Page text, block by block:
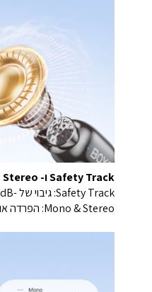
Safety Track ו- Mono Stereo
Safety Track: גיבוי של -6dB מונע עיוותים.
Mono & Stereo: הפרדה או שילוב לגמישות.